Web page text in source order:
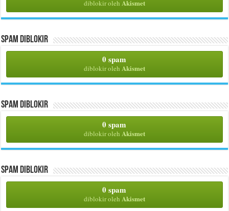
diblokir oleh Akismet
Spam Diblokir
0 spam
diblokir oleh Akismet
Spam Diblokir
0 spam
diblokir oleh Akismet
Spam Diblokir
0 spam
diblokir oleh Akismet